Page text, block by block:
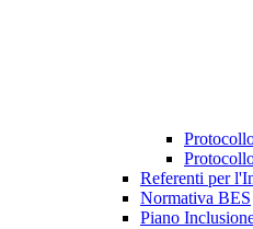
Referenti per
Normativa BES
Piano